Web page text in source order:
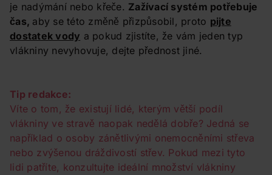
je nadýmání nebo křeče. Zažívací systém potřebuje
čas, aby se této změně přizpůsobil, proto pijte
dostatek vody a pokud zjistíte, že vám jeden typ
vlákniny nevyhovuje, dejte přednost jiné.
Tip redakce:
Víte o tom, že existují lidé, kterým větší podíl
vlákniny ve stravě naopak nedělá dobře? Jedná se
například o osoby zánětlivými onemocněními střeva
nebo zvýšenou dráždivostí střev. Pokud mezi tyto
lidi patříte, konzultujte ideální množství vlákniny